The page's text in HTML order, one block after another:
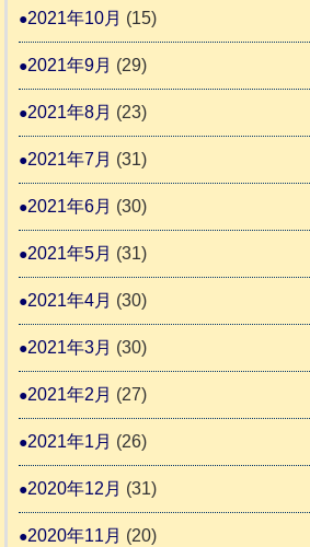
2021年10月 (15)
2021年9月 (29)
2021年8月 (23)
2021年7月 (31)
2021年6月 (30)
2021年5月 (31)
2021年4月 (30)
2021年3月 (30)
2021年2月 (27)
2021年1月 (26)
2020年12月 (31)
2020年11月 (20)